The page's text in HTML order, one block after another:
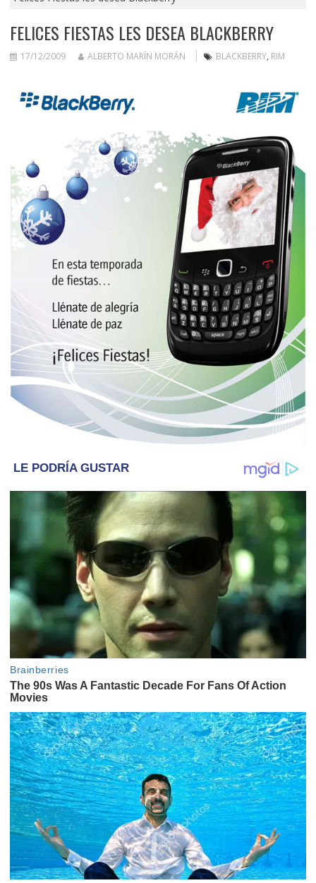
FELICES FIESTAS LES DESEA BLACKBERRY
17/12/2009 ALBERTO MARÍN MORÁN BLACKBERRY, RIM